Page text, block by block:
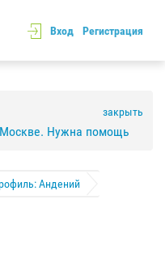
Вход Регистрация
закрыть
Москве. Нужна помощь
Андений